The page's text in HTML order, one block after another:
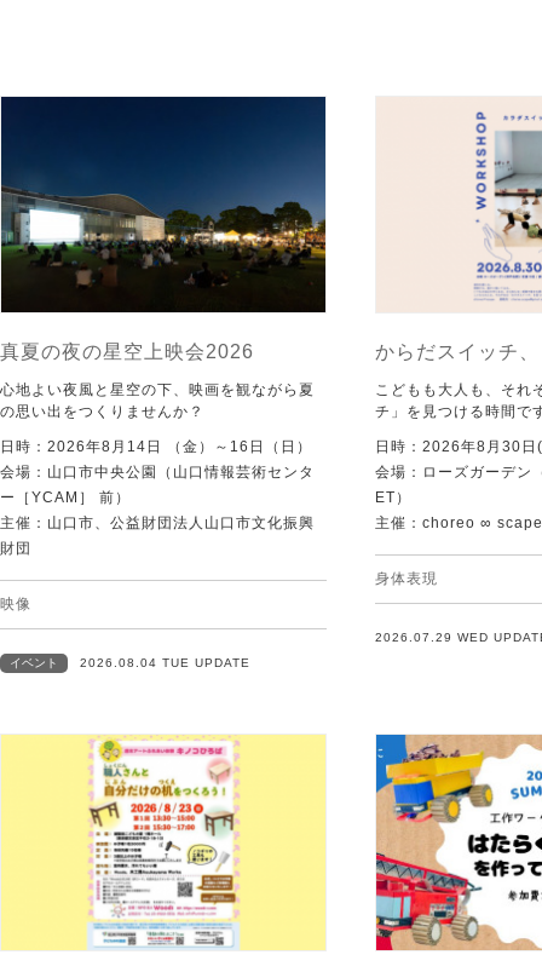
真夏の夜の星空上映会2026
心地よい夜風と星空の下、映画を観ながら夏
の思い出をつくりませんか？
日時：2026年8月14日 （金）～16日（日）
会場：山口市中央公園（山口情報芸術センタ
ー［YCAM］ 前）
主催：山口市、公益財団法人山口市文化振興
財団
映像
イベント 2026.08.04 TUE UPDATE
からだスイッチ
こどもも大人も、それ
チ」を見つける時間で
日時：2026年8月30日
会場：ローズガーデン
ET）
主催：choreo ∞ scape
身体表現
2026.07.29 WED